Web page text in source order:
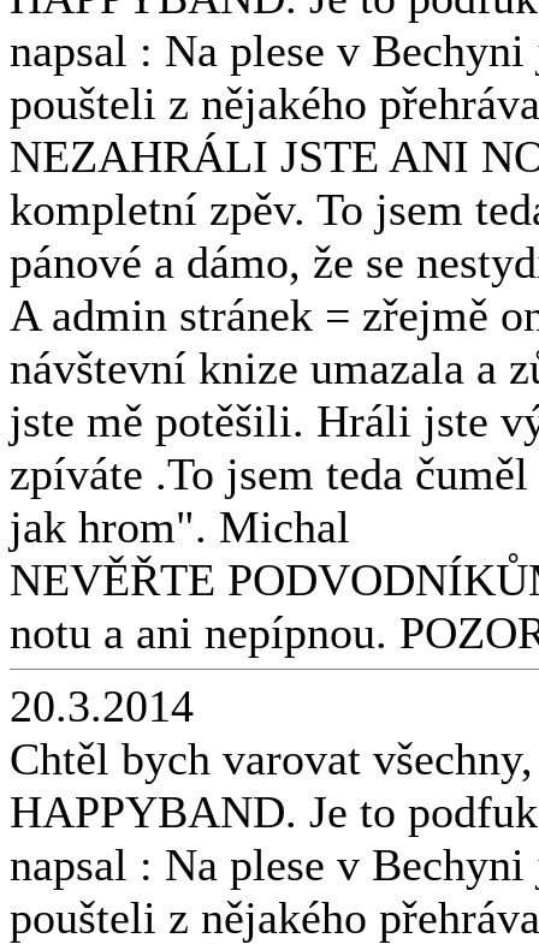
napsal : Na plese v
poušteli z nějakého
NEZAHRÁLI JSTE ANI
kompletní zpěv. To jsem
pánové a dámo, že se
A admin stránek = zřejmě
návštevní knize umazala a
jste mě potěšili. Hráli jste
zpíváte .To jsem teda
jak hrom". Michal
NEVĚŘTE
notu a ani nepípnou.
20.3.2014
Chtěl bych varovat
HAPPYBAND. Je to
napsal : Na plese v
poušteli z nějakého